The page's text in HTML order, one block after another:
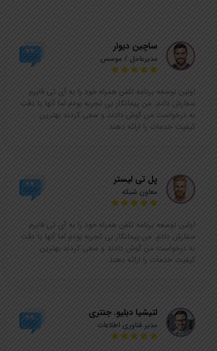
ساچین دیوار
مدیرعامل / موسس
اولین توسعه برنامه تلفن همراه خود را به آی تی فایرم
سفارش دادم. من پیمانکار بی تجربه بودم اما آنها با دقت
به درخواست من گوش دادند و سعی کردند بهترین
کیفیت خدمات را ارائه دهند.
پل تی لیستر
معاون شبکه
اولین توسعه برنامه تلفن همراه خود را به آی تی فایرم
سفارش دادم. من پیمانکار بی تجربه بودم اما آنها با دقت
به درخواست من گوش دادند و سعی کردند بهترین
کیفیت خدمات را ارائه دهند.
لتیشیا دبلیو. جنتری
مدیر فناوری اطلاعات